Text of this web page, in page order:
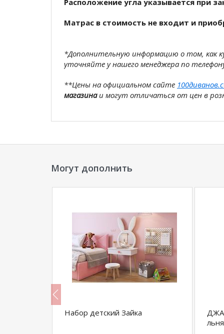
Расположение угла указывается при
Матрас в стоимость не входит и
*Дополнительную информацию о том, как
уточняйте у нашего менеджера по
**Цены на официальном сайте
магазинаи могут отличаться от цен в
Могут дополнить
Набор детский Зайка